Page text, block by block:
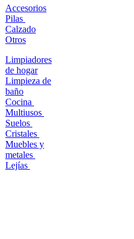
Accesorios
Pilas
Calzado
Otros
Limpiadores
de hogar
Limpieza de
baño
Cocina
Multiusos
Suelos
Cristales
Muebles y
metales
Lejías